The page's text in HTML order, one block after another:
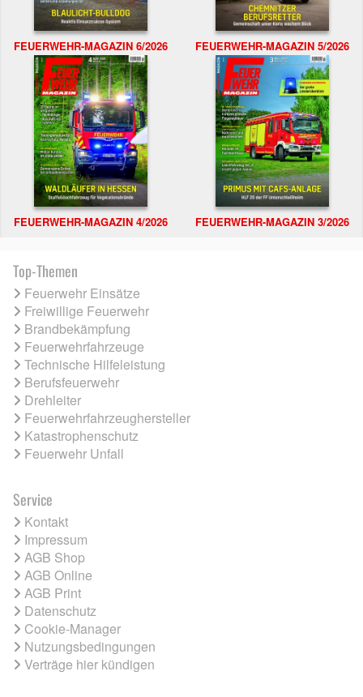
FEUERWEHR-MAGAZIN 6/2026 FEUERWEHR-MAGAZIN 5/2026
FEUERWEHR-MAGAZIN 4/2026 FEUERWEHR-MAGAZIN 3/2026
Top-Themen
Feuerwehr Einsätze
Freiwillige Feuerwehr
Brandbekämpfung
Feuerwehrfahrzeuge
Technische Hilfeleistung
Berufsfeuerwehr
Drehleiter
Feuerwehrfahrzeughersteller
Katastrophenschutz
Feuerwehr Unfall
Service
Kontakt
Impressum
AGB Shop
AGB Online
AGB Print
Datenschutz
Cookie-Manager
Nutzungsbedingungen
Verträge hier kündigen